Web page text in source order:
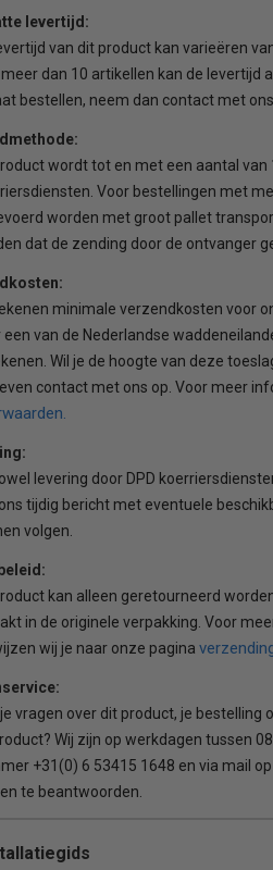
levertijd:
van dit product kan varieëren
dan 10 artikellen kan de levertijd
bestellen, neem dan contact met
wordt tot en met een aantal van
Voor bestellingen met
worden met groot pallet
dat de zending door de ontvanger
minimale verzendkosten voor
een van de Nederlandse
Wil je de hoogte van deze
contact met ons op. Voor meer
levering door DPD
tijdig bericht met eventuele
volgen.
kan alleen geretourneerd
in de originele verpakking. Voor
wij je naar onze pagina
je vragen over dit product, je
Wij zijn op werkdagen tussen
+31(0) 6 53415 1648 en via mail op
te beantwoorden.